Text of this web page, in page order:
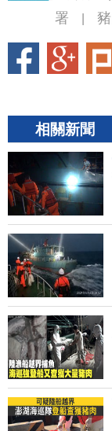
署
相關新聞